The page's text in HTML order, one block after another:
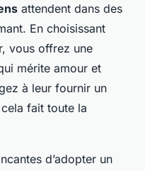
attendent dans des
En choisissant
vous offrez une
mérite amour et
à leur fournir un
fait toute la
d’adopter un